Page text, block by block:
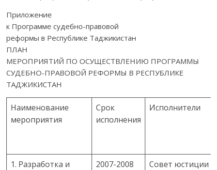
Приложение
к Программе судебно-правовой
реформы в Республике Таджикистан
ПЛАН
МЕРОПРИЯТИЙ ПО ОСУЩЕСТВЛЕНИЮ ПРОГРАММЫ
СУДЕБНО-ПРАВОВОЙ РЕФОРМЫ В РЕСПУБЛИКЕ
ТАДЖИКИСТАН
Наименование
мероприятия
Срок
исполнения
Исполнители
1. Разработка и
2007-2008
Совет юстиции